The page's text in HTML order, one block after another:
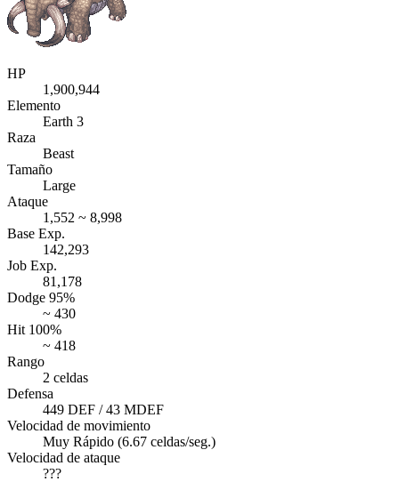
HP
1,900,944
Elemento
Earth 3
Raza
Beast
Tamaño
Large
Ataque
1,552 ~ 8,998
Base Exp.
142,293
Job Exp.
81,178
Dodge 95%
~ 430
Hit 100%
~ 418
Rango
2 celdas
Defensa
449 DEF / 43 MDEF
Velocidad de movimiento
Muy Rápido (6.67 celdas/seg.)
Velocidad de ataque
???